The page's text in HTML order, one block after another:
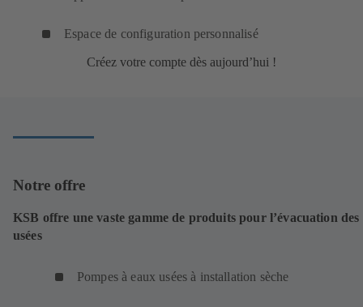
Espace de configuration personnalisé
Créez votre compte dès aujourd’hui !
Notre offre
KSB offre une vaste gamme de produits pour l’évacuation des
usées
Pompes à eaux usées à installation sèche